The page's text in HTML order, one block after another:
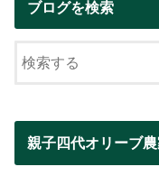
ブログを検索
親子四代オリーブ農